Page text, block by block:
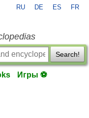
RU DE ES FR
Search!
Игры ⚽